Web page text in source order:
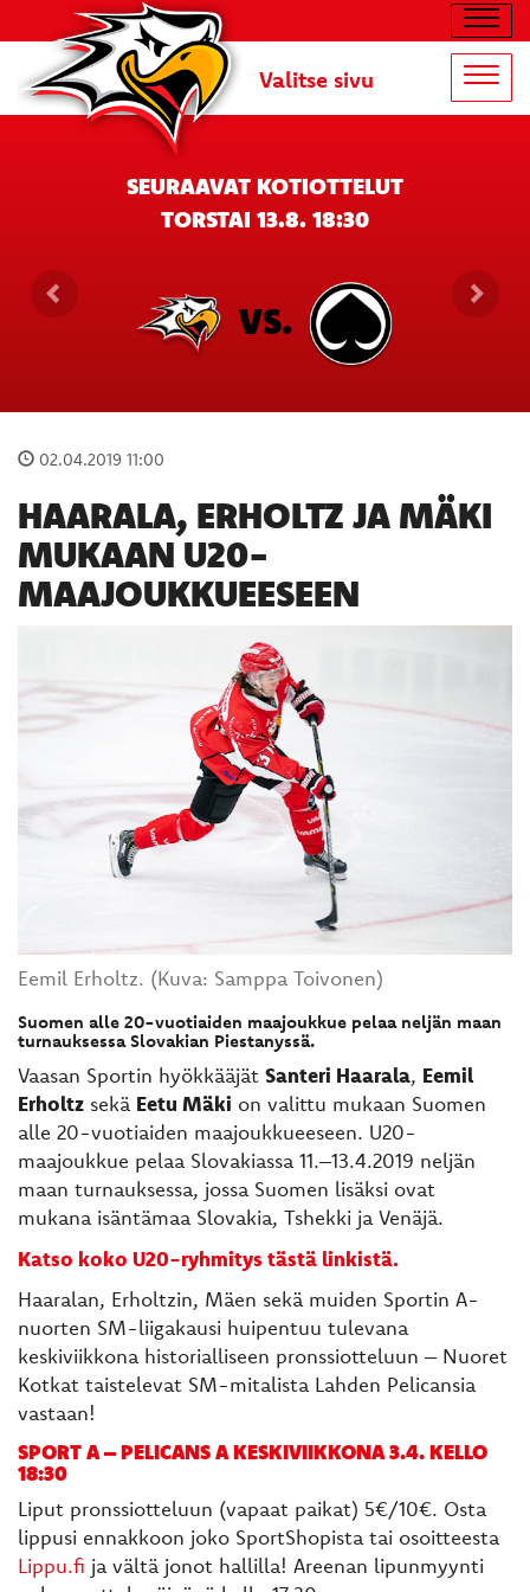
Valitse sivu
SEURAAVAT KOTIOTTELUT
TORSTAI 13.8. 18:30
VS.
02.04.2019 11:00
HAARALA, ERHOLTZ JA MÄKI
MUKAAN U20-
MAAJOUKKUEESEEN
Eemil Erholtz. (Kuva: Samppa Toivonen)
Suomen alle 20-vuotiaiden maajoukkue pelaa neljän maan
turnauksessa Slovakian Piestanyssä.
Vaasan Sportin hyökkääjät Santeri Haarala, Eemil
Erholtz sekä Eetu Mäki on valittu mukaan Suomen
alle 20-vuotiaiden maajoukkueeseen. U20-
maajoukkue pelaa Slovakiassa 11.–13.4.2019 neljän
maan turnauksessa, jossa Suomen lisäksi ovat
mukana isäntämaa Slovakia, Tshekki ja Venäjä.
Katso koko U20-ryhmitys tästä linkistä.
Haaralan, Erholtzin, Mäen sekä muiden Sportin A-
nuorten SM-liigakausi huipentuu tulevana
keskiviikkona historialliseen pronssiotteluun – Nuoret
Kotkat taistelevat SM-mitalista Lahden Pelicansia
vastaan!
SPORT A – PELICANS A KESKIVIIKKONA 3.4. KELLO
18:30
Liput pronssiotteluun (vapaat paikat) 5€/10€. Osta
lippusi ennakkoon joko SportShopista tai osoitteesta
Lippu.fi ja vältä jonot hallilla! Areenan lipunmyynti